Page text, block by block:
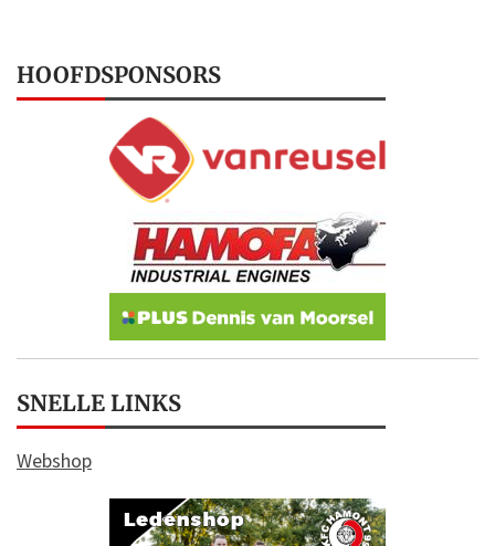
HOOFDSPONSORS
SNELLE LINKS
Webshop